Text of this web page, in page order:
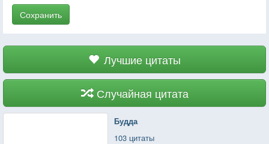
Сохранить
Лучшие цитаты
Случайная цитата
Будда
103 цитаты